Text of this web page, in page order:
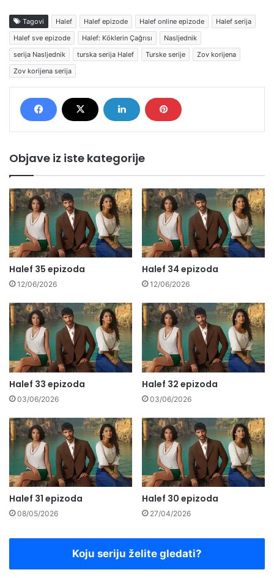
Tagovi Halef Halef epizode Halef online epizode
Halef serija
Halef sve epizode
Halef: Köklerin Çağrısı
Nasljednik
serija Nasljednik
turska serija Halef Turske serije
Zov korijena
Zov korijena serija
Objave iz iste kategorije
Halef 35 epizoda
12/06/2026
Halef 34 epizoda
12/06/2026
Halef 33 epizoda
03/06/2026
Halef 32 epizoda
03/06/2026
Halef 31 epizoda
08/05/2026
Halef 30 epizoda
27/04/2026
Koju seriju želite gledati?